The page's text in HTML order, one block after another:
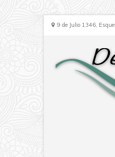
9 de Julio 1346, Esquel